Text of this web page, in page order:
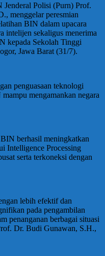
Polisi (Purn) Prof.
menggelar peresmian
BIN dalam upacara
intelijen sekaligus menerima
kepada Sekolah Tinggi
Jawa Barat (31/7).
penguasaan teknologi
mengamankan negara
berhasil meningkatkan
Intelligence Processing
serta terkoneksi dengan
lebih efektif dan
pada pengambilan
penanganan berbagai situasi
Dr. Budi Gunawan, S.H.,